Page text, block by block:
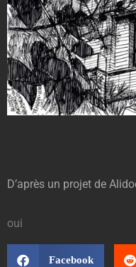
D’après un projet de
oui
Facebook